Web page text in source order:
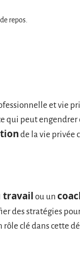
repos.
et vie
qui peut engendrer
de la vie privée
travail ou un
des stratégies
clé dans cette